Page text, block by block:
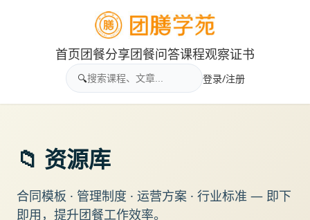
首页团餐分享团餐问答课程观察证书
🔍 登录/注册
📁 资源库
合同模板 · 管理制度 · 运营方案 · 行业标准 — 即下
即用，提升团餐工作效率。